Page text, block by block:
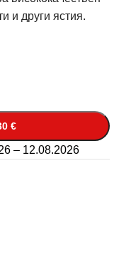
и други ястия.
€
– 12.08.2026